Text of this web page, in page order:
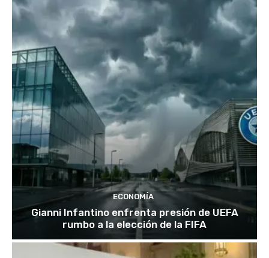
ECONOMÍA
Gianni Infantino enfrenta presión de UEFA
rumbo a la elección de la FIFA